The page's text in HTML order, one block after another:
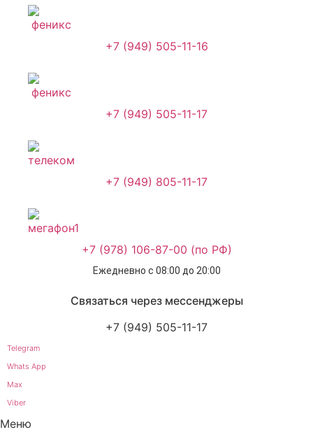
+7 (949) 505-11-16
+7 (949) 505-11-17
+7 (949) 805-11-17
+7 (978) 106-87-00 (по РФ)
Ежедневно с 08:00 до 20:00
Связаться через мессенджеры
+7 (949) 505-11-17
Telegram
Whats App
Max
Viber
Меню